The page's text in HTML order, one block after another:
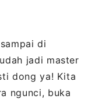
di
jadi master
dong ya! Kita
ngunci, buka